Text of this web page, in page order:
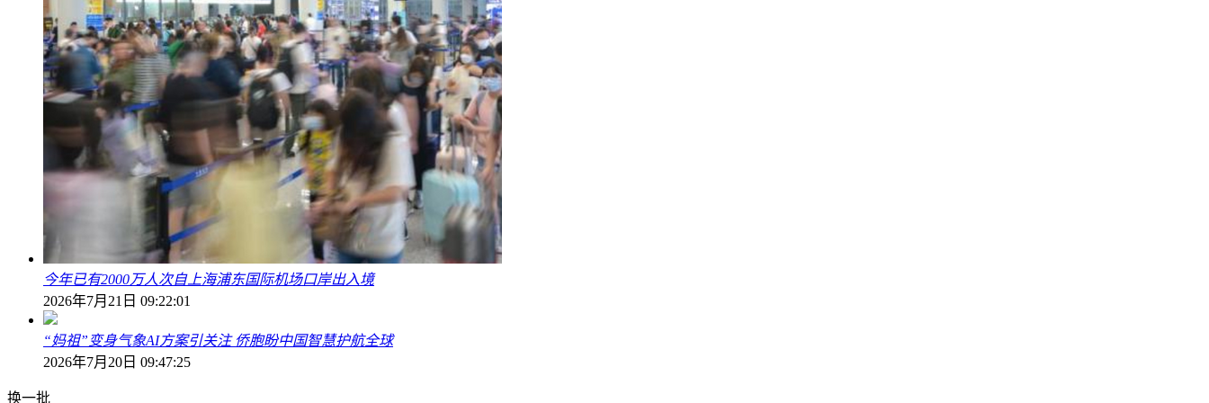
今年已有2000万人次自上海浦东国际机场口岸出入境
2026年7月21日 09:22:01
“妈祖”变身气象AI方案引关注 侨胞盼中国智慧护航全球
2026年7月20日 09:47:25
换一批